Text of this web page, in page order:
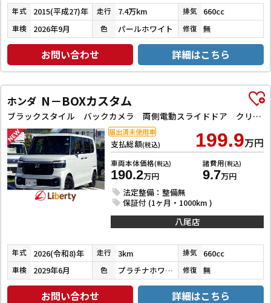
年式 2015(平成27)年 走行 7.4万km 排気 660cc
車検 2026年9月 色 パールホワイト 修復 無
お問い合わせ 詳細はこちら
ホンダ N－BOXカスタム
ブラックスタイル バックカメラ 両側電動スライドドア クリアランスソナー オートクルーズコントロール レーンアシスト 衝突被害軽減システム オートライト LEDヘッドランプ スマートキー アイドリングストップ
支払総額(税込) 199.9万円
車両本体価格(税込)
190.2万円
諸費用(税込)
9.7万円
法定整備：整備無
保証付 (1ヶ月・1000km )
届出済未使用車
八尾店
年式 2026(令和8)年 走行 3km 排気 660cc
車検 2029年6月 色 プラチナホワイトパール 修復 無
お問い合わせ 詳細はこちら